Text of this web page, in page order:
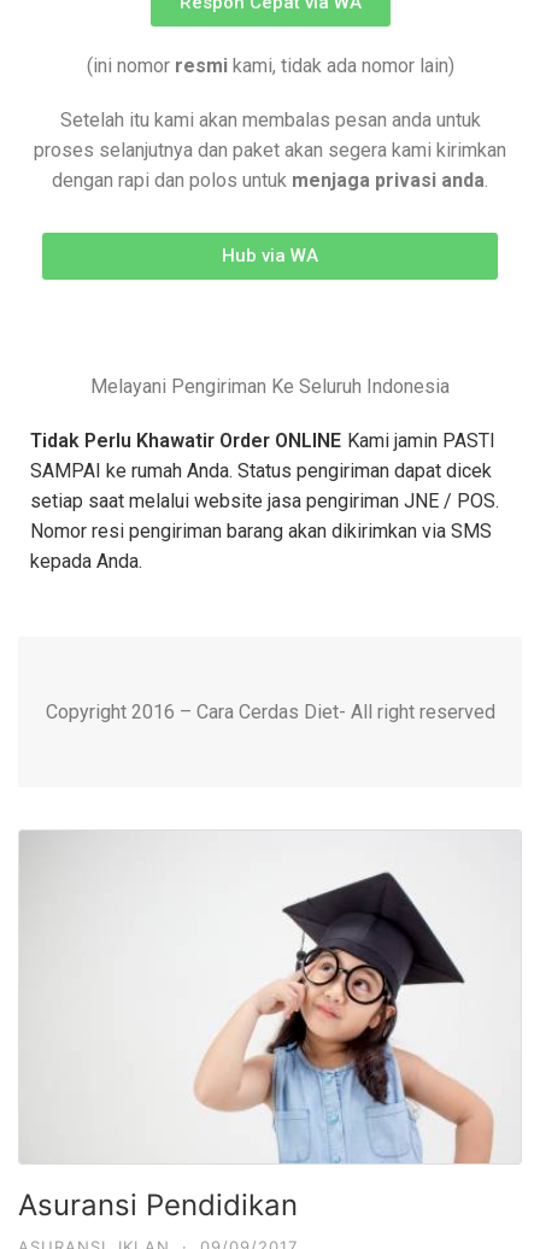
(ini nomor resmikami, tidak ada nomor lain)
Setelah itu kami akan membalas pesan anda untuk
proses selanjutnya dan paket akan segera kami kirimkan
dengan rapi dan polos untuk menjaga privasi anda
Hub via WA
Melayani Pengiriman Ke Seluruh Indonesia
Tidak Perlu Khawatir Order ONLINE Kami jamin PASTI
SAMPAI ke rumah Anda. Status pengiriman dapat dicek
setiap saat melalui website jasa pengiriman JNE / POS.
Nomor resi pengiriman barang akan dikirimkan via SMS
kepada Anda.
Copyright 2016 – Cara Cerdas Diet- All right reserved
Asuransi Pendidikan